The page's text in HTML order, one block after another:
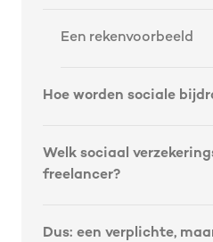
Een rekenvoorbeeld
Hoe worden sociale
Welk sociaal
freelancer?
Dus: een verplichte,